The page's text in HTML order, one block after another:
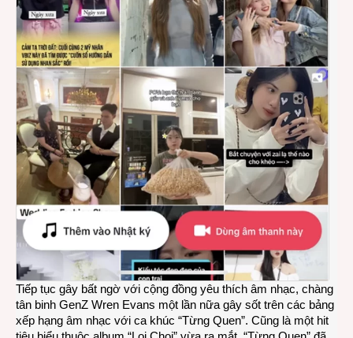
Tiếp tục gây bất ngờ với cộng đồng yêu thích âm nhạc, chàng
tân binh GenZ Wren Evans một lần nữa gây sốt trên các bảng
xếp hạng âm nhạc với ca khúc “Từng Quen”. Cũng là một hit